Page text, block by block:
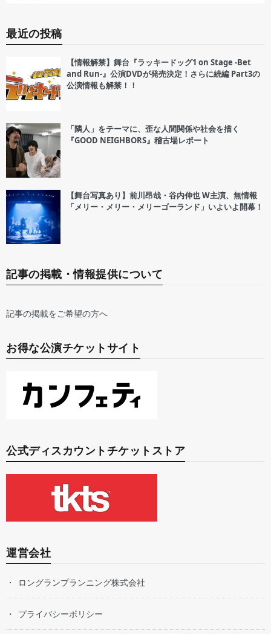
最近の投稿
【情報解禁】舞台『ラッキードッグ1 on Stage -Bet
and Run-』公演DVDが発売決定！さらに続編 Part3の
公演情報も解禁！！
「隣人」をテーマに、歪な人間関係や社会を描く
『GOOD NEIGHBORS』稽古場レポート
【舞台写真あり】前川昂哉・谷内伸也 W主演、無情報
「メリー・メリー・メリーゴーランド」いよいよ開幕！
記事の掲載・情報提供について
記事の掲載をご希望の方へ
お得な公演チケットサイト
公式ディスカウントチケットストア
運営会社
ロングランプランニング株式会社
プライバシーポリシー